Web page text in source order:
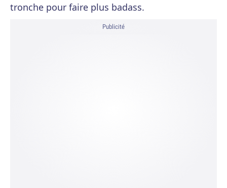
tronche pour faire plus badass.
Publicité